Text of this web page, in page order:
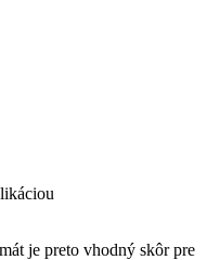
je preto vhodný skôr pre